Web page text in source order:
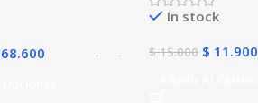
In stock
$15.000 $ 11.900